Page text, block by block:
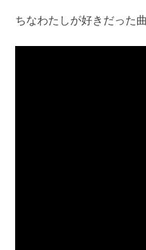
ちなわたしが好きだった